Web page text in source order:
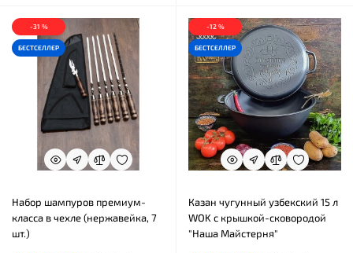
-31 %
БЕСТСЕЛЛЕР
Набор шампуров премиум-
класса в чехле (нержавейка, 7
шт.)
-12 %
БЕСТСЕЛЛЕР
Казан чугунный узбекский 15 л
WOK с крышкой-сковородой
"Наша Майстерня"